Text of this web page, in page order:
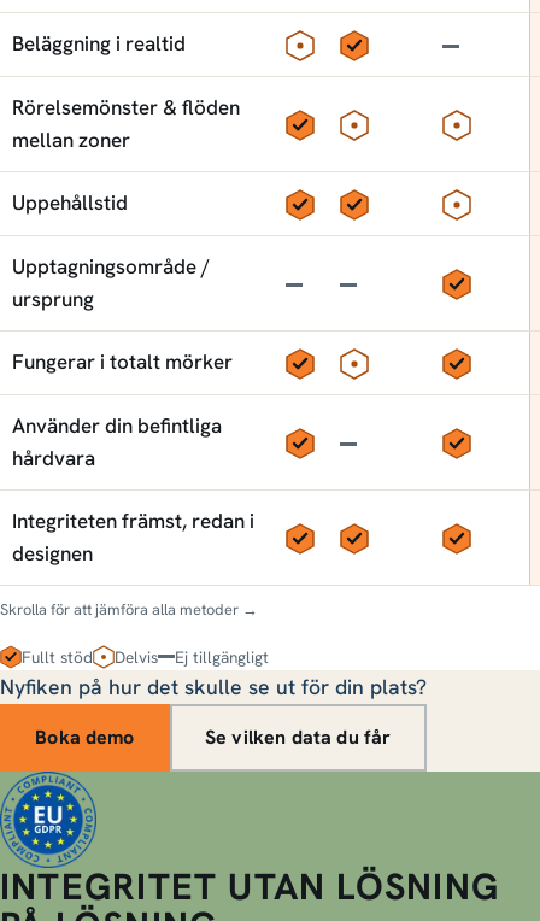
Beläggning i realtid DelvisJa Nej
Rörelsemönster & flöden
mellan zoner
Ja Delvis Delvis
Uppehållstid Ja Ja Delvis
Upptagningsområde /
ursprung
Nej Nej Ja
Fungerar i totalt mörker Ja Delvis Ja
Använder din befintliga
hårdvara
Ja Nej Ja
Integriteten främst, redan i
designen
Ja Ja Ja
Skrolla för att jämföra alla metoder →
Fullt stöd Delvis Ej tillgängligt
Nyfiken på hur det skulle se ut för din plats?
Boka demo Se vilken data du får
INTEGRITET UTAN LÖSNING